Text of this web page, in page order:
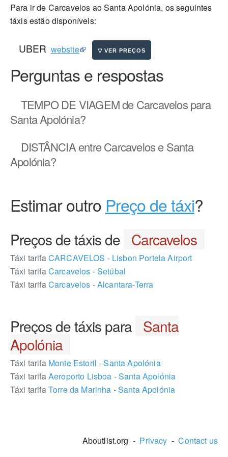
Para ir de Carcavelos ao Santa Apolónia, os seguintes
táxis estão disponíveis:
UBER website
Perguntas e respostas
TEMPO DE VIAGEMde Carcavelos para
Santa Apolónia?
DISTÂNCIAentre Carcavelos e Santa
Apolónia?
Estimar outro Preço de táxi?
Preços de táxis de Carcavelos
Táxi tarifaCARCAVELOS - Lisbon Portela Airport
Táxi tarifaCarcavelos - Setúbal
Táxi tarifaCarcavelos - Alcantara-Terra
Preços de táxis para Santa
Apolónia
Táxi tarifaMonte Estoril - Santa Apolónia
Táxi tarifaAeroporto Lisboa - Santa Apolónia
Táxi tarifaTorre da Marinha - Santa Apolónia
Aboutlist.org - Privacy -Contact us